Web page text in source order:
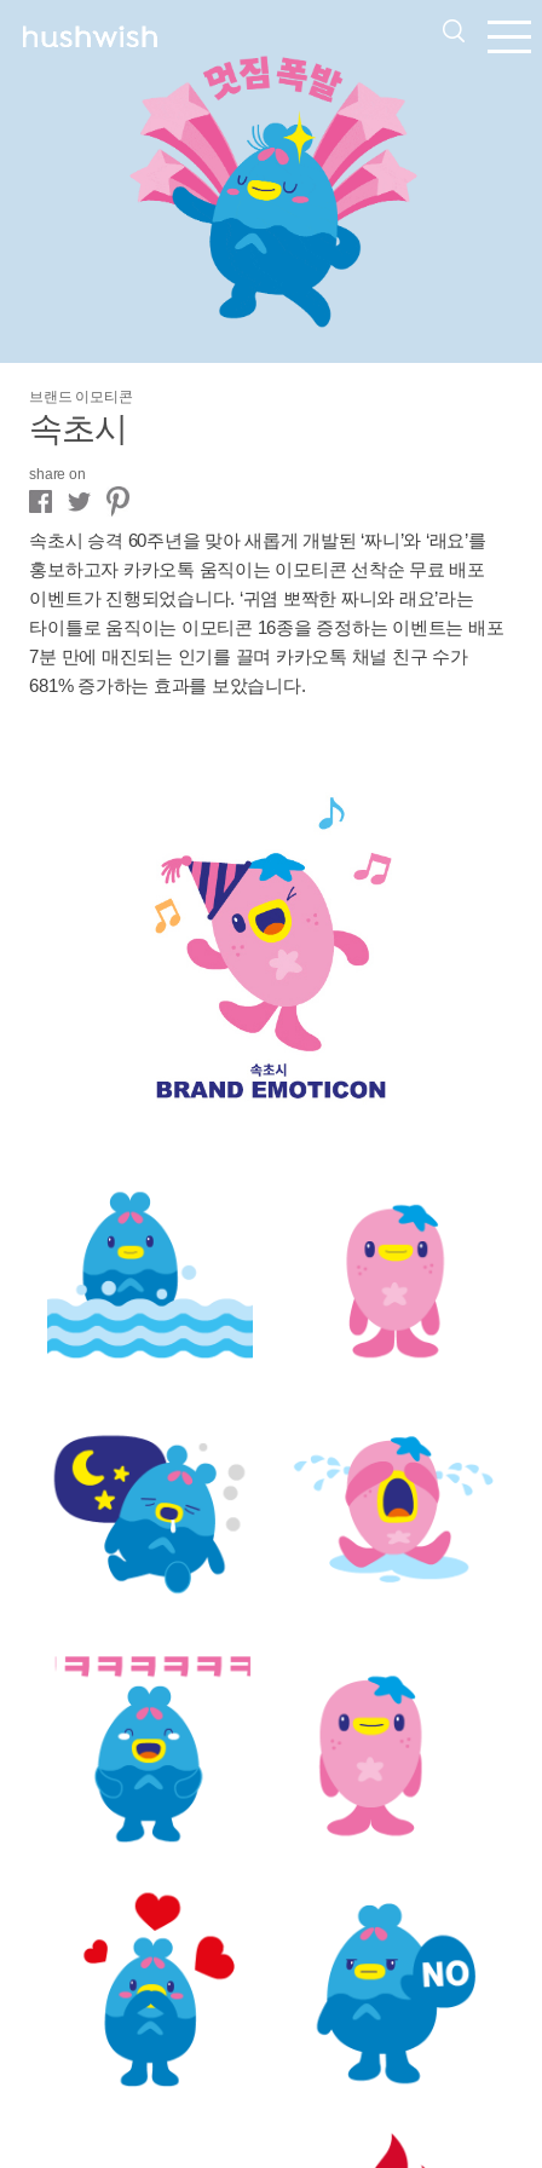
브랜드 이모티콘
속초시
share on
속초시 승격 60주년을 맞아 새롭게 개발된 ‘짜니’와 ‘래요’를
홍보하고자 카카오톡 움직이는 이모티콘 선착순 무료 배포
이벤트가 진행되었습니다. ‘귀염 뽀짝한 짜니와 래요’라는
타이틀로 움직이는 이모티콘 16종을 증정하는 이벤트는 배포
7분 만에 매진되는 인기를 끌며 카카오톡 채널 친구 수가
681% 증가하는 효과를 보았습니다.